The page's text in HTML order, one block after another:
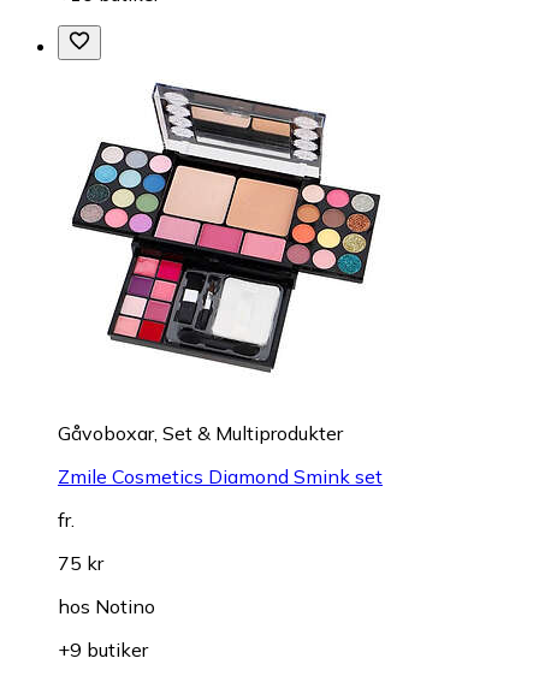
Gåvoboxar, Set & Multiprodukter
Zmile Cosmetics Diamond Smink set
fr.
75 kr
hos Notino
+9 butiker